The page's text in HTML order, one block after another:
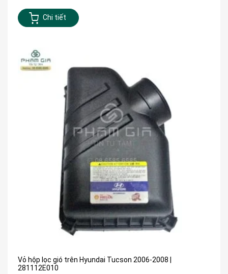
Chi tiết
Vỏ hộp lọc gió trên Hyundai Tucson 2006-2008 |
281112E010